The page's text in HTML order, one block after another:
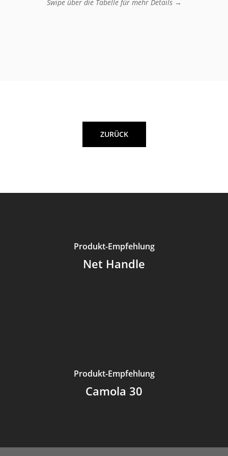
Swipe über die Tabelle für mehr Details →
ZURÜCK
Produkt-Empfehlung
Net Handle
Produkt-Empfehlung
Camola 30